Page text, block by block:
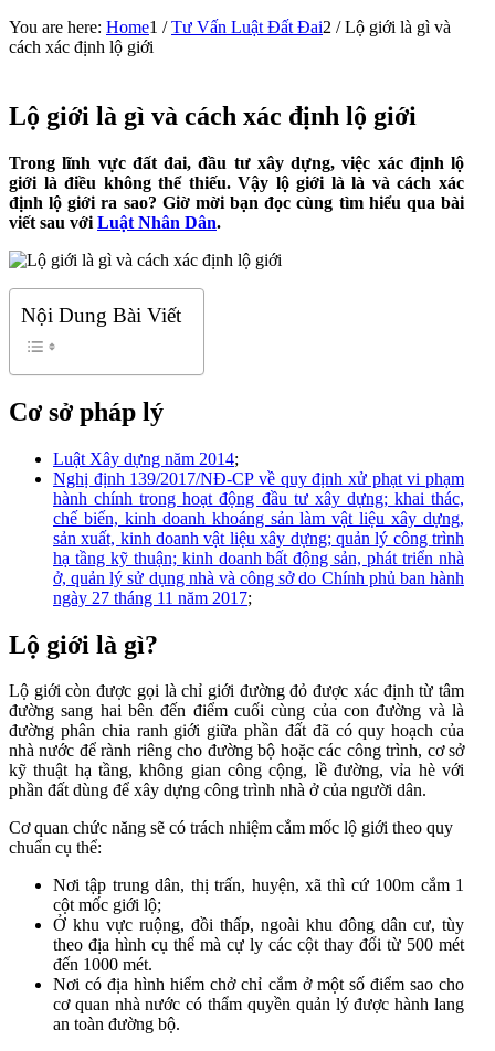
You are here: Home1 / Tư Vấn Luật Đất Đai2 / Lộ giới là gì và
cách xác định lộ giới
Lộ giới là gì và cách xác định lộ giới
Trong lĩnh vực đất đai, đầu tư xây dựng, việc xác định lộ
giới là điều không thể thiếu. Vậy lộ giới là là và cách xác
định lộ giới ra sao? Giờ mời bạn đọc cùng tìm hiểu qua bài
viết sau với Luật Nhân Dân.
Nội Dung Bài Viết
Cơ sở pháp lý
Luật Xây dựng năm 2014;
Nghị định 139/2017/NĐ-CP về quy định xử phạt vi phạm
hành chính trong hoạt động đầu tư xây dựng; khai thác,
chế biến, kinh doanh khoáng sản làm vật liệu xây dựng,
sản xuất, kinh doanh vật liệu xây dựng; quản lý công trình
hạ tầng kỹ thuận; kinh doanh bất động sản, phát triển nhà
ở, quản lý sử dụng nhà và công sở do Chính phủ ban hành
ngày 27 tháng 11 năm 2017;
Lộ giới là gì?
Lộ giới còn được gọi là chỉ giới đường đỏ được xác định từ tâm
đường sang hai bên đến điểm cuối cùng của con đường và là
đường phân chia ranh giới giữa phần đất đã có quy hoạch của
nhà nước để rành riêng cho đường bộ hoặc các công trình, cơ sở
kỹ thuật hạ tầng, không gian công cộng, lề đường, vỉa hè với
phần đất dùng để xây dựng công trình nhà ở của người dân.
Cơ quan chức năng sẽ có trách nhiệm cắm mốc lộ giới theo quy
chuẩn cụ thể:
Nơi tập trung dân, thị trấn, huyện, xã thì cứ 100m cắm 1
cột mốc giới lộ;
Ở khu vực ruộng, đồi thấp, ngoài khu đông dân cư, tùy
theo địa hình cụ thể mà cự ly các cột thay đổi từ 500 mét
đến 1000 mét.
Nơi có địa hình hiểm chở chỉ cắm ở một số điểm sao cho
cơ quan nhà nước có thẩm quyền quản lý được hành lang
an toàn đường bộ.